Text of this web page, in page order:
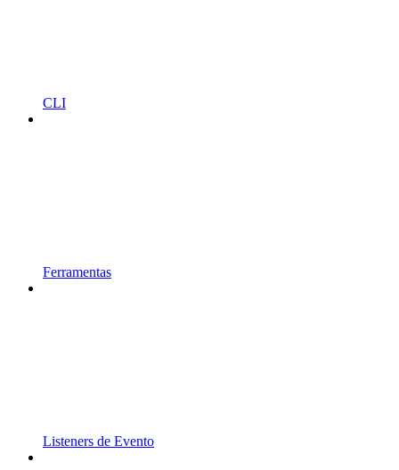
CLI
Ferramentas
Listeners de Evento